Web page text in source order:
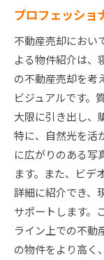
プロフェッショ
不動産売却におい
よる物件紹介は、
の不動産売却を考
ビジュアルです。
大限に引き出し、
特に、自然光を活
に広がりのある写
ます。また、ビデ
詳細に紹介でき、
サポートします。
ライン上での不動
の物件をより高く